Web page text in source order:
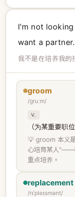
I'm not
want a partner.
我不是在培养我的
groom
/ɡruːm/
V.
（为某重要职
💡 groom 本义
心培育某人"——
重点培养。
replacement
/rɪˈpleɪsmənt/